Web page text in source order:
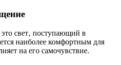
свет‚ поступающий в
наиболее комфортным для
на его самочувствие.